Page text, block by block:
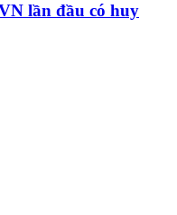
lần đầu có huy